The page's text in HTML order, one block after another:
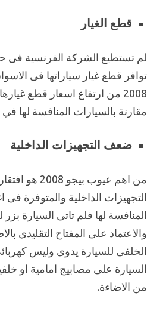
قطع الغيار
لم تستطيع الشركة الفرنسية
توافر قطع غيار سياراتها فى
2008 من ارتفاع اسعار قطع
مقارنة بالسيارات المنافسة لها في
ضعف التجهيزات الداخلية
من اهم عيوب
التجهيزات الداخلية والمتوفرة
المنافسة لها فلم تاتى السيارة
والاعتماد على المفتاح التقليدي
الخلفى للسيارة يدوى وليس
السيارة على مصابيج امامية او
من الاضاءة.